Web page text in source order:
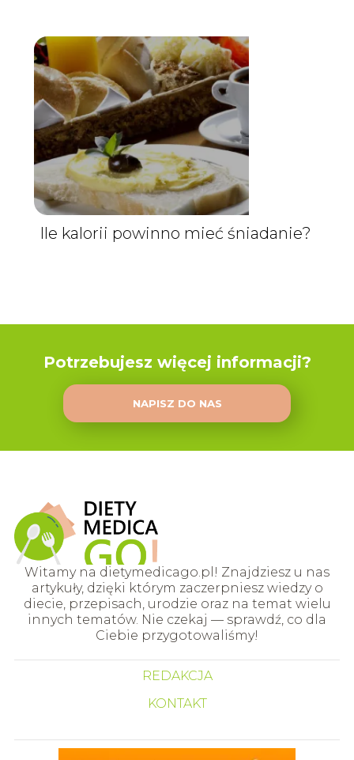
Ile kalorii powinno mieć śniadanie?
Potrzebujesz więcej informacji?
NAPISZ DO NAS
Witamy na dietymedicago.pl! Znajdziesz u nas
artykuły, dzięki którym zaczerpniesz wiedzy o
diecie, przepisach, urodzie oraz na temat wielu
innych tematów. Nie czekaj — sprawdź, co dla
Ciebie przygotowaliśmy!
REDAKCJA
KONTAKT